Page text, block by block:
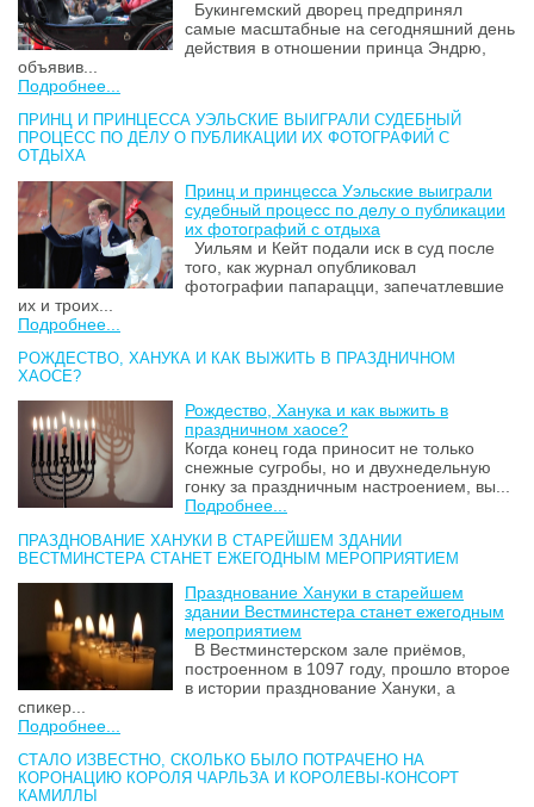
Букингемский дворец предпринял
самые масштабные на сегодняшний день
действия в отношении принца Эндрю,
объявив...
Подробнее...
ПРИНЦ И ПРИНЦЕССА УЭЛЬСКИЕ ВЫИГРАЛИ СУДЕБНЫЙ
ПРОЦЕСС ПО ДЕЛУ О ПУБЛИКАЦИИ ИХ ФОТОГРАФИЙ С
ОТДЫХА
Принц и принцесса Уэльские выиграли
судебный процесс по делу о публикации
их фотографий с отдыха
Уильям и Кейт подали иск в суд после
того, как журнал опубликовал
фотографии папарацци, запечатлевшие
их и троих...
Подробнее...
РОЖДЕСТВО, ХАНУКА И КАК ВЫЖИТЬ В ПРАЗДНИЧНОМ
ХАОСЕ?
Рождество, Ханука и как выжить в
праздничном хаосе?
Когда конец года приносит не только
снежные сугробы, но и двухнедельную
гонку за праздничным настроением, вы...
Подробнее...
ПРАЗДНОВАНИЕ ХАНУКИ В СТАРЕЙШЕМ ЗДАНИИ
ВЕСТМИНСТЕРА СТАНЕТ ЕЖЕГОДНЫМ МЕРОПРИЯТИЕМ
Празднование Хануки в старейшем
здании Вестминстера станет ежегодным
мероприятием
В Вестминстерском зале приёмов,
построенном в 1097 году, прошло второе
в истории празднование Хануки, а
спикер...
Подробнее...
СТАЛО ИЗВЕСТНО, СКОЛЬКО БЫЛО ПОТРАЧЕНО НА
КОРОНАЦИЮ КОРОЛЯ ЧАРЛЬЗА И КОРОЛЕВЫ-КОНСОРТ
КАМИЛЛЫ